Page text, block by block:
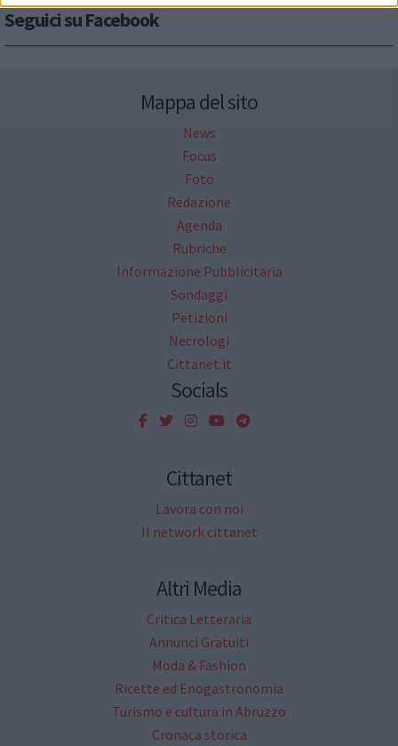
Seguici su Facebook
Mappa del sito
News
Focus
Foto
Redazione
Agenda
Rubriche
Informazione Pubblicitaria
Sondaggi
Petizioni
Necrologi
Cittanet.it
Socials
Cittanet
Lavora con noi
Il network cittanet
Altri Media
Critica Letteraria
Annunci Gratuiti
Moda & Fashion
Ricette ed Enogastronomia
Turismo e cultura in Abruzzo
Cronaca storica